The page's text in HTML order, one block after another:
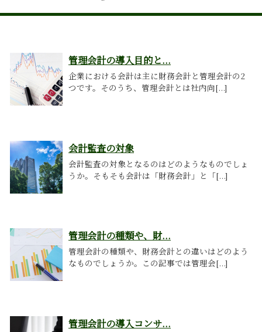
管理会計の導入目的と...
企業における会計は主に財務会計と管理会計の2
つです。そのうち、管理会計とは社内向[...]
会計監査の対象
会計監査の対象となるのはどのようなものでしょ
うか。そもそも会計は「財務会計」と「[...]
管理会計の種類や、財...
管理会計の種類や、財務会計との違いはどのよう
なものでしょうか。この記事では管理会[...]
管理会計の導入コンサ...